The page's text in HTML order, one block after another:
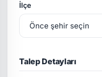
İlçe
Talep Detayları